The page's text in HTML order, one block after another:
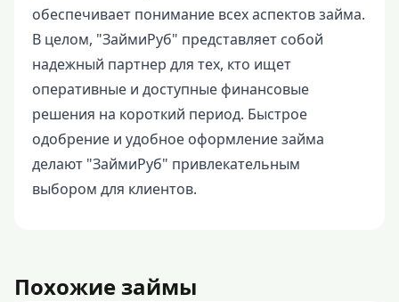
обеспечивает понимание всех аспектов займа.
В целом, "ЗаймиРуб" представляет собой
надежный партнер для тех, кто ищет
оперативные и доступные финансовые
решения на короткий период. Быстрое
одобрение и удобное оформление займа
делают "ЗаймиРуб" привлекательным
выбором для клиентов.
Похожие займы